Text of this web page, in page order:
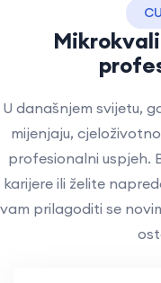
U današnjem svijetu,
mijenjaju,
profesionalni uspjeh.
karijere ili želite
vam prilagoditi se